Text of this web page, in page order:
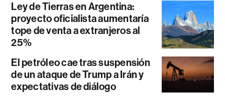
Ley de Tierras en Argentina:
proyecto oficialista aumentaría
tope de venta a extranjeros al
25%
El petróleo cae tras suspensión
de un ataque de Trump a Irán y
expectativas de diálogo